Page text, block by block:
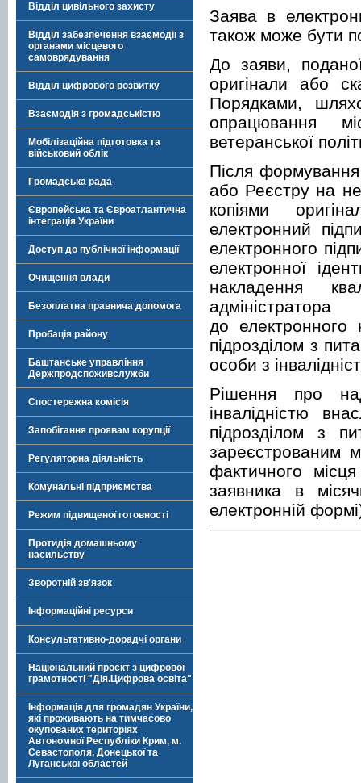
Відділ цивільного захисту
Відділ забезпечення взаємодії з
органами місцевого
самоврядування
Відділ цифрового розвитку
Взаємодія з громадськістю
Мобілізаційна підготовка та
військовий облік
Громадська рада
Європейська та Євроатлантична
інтеграція України
Доступ до публічної інформації
Очищення влади
Безоплатна правнича допомога
Пробація району
Баштанське управління
Держпродспоживслужби
Спостережна комісія
Запобігання проявам корупції
Регуляторна діяльність
Комунальні підприємства
Режим підвищеної готовності
Протидія домашньому
насильству
Зворотній зв'язок
Інформаційні ресурси
Консультативно-дорадчі органи
Національний проєкт з цифрової
грамотності "Дія.Цифрова освіта"
Інформація для громадян України,
які проживають на тимчасово
окупованих територіях
Автономної Республіки Крим, м.
Севастополя, Донецької та
Луганської областей
Заява в
також може бути
До заяви,
оригінали або
Порядками,
опрацювання
ветеранської
Після
або Реєстру на
копіями
електронний
електронного
електронної
накладення
до електронного
підрозділом з
особи з
Рішення про
інвалідністю
підрозділом з
зареєстрованим
фактичного
заявника в
електронній